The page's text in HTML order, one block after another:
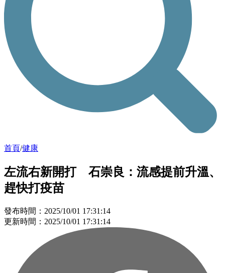
首頁/健康
左流右新開打 石崇良：流感提前升溫、
趕快打疫苗
發布時間：2025/10/01 17:31:14
更新時間：2025/10/01 17:31:14